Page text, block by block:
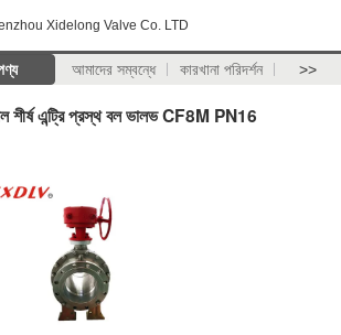
Xidelong Valve Co. LTD
আমাদের সম্বন্ধে কারখানা পরিদর্শন >>
শীর্ষ এন্ট্রি প্রস্থ বল ভালভ CF8M PN16